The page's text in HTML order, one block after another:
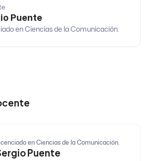
Puente
en Ciencias de la Comunicación.
en Ciencias de la Comunicación.
Puente